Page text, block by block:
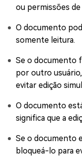
ou permissões
O documento
somente leitura.
Se o documento
por outro
evitar edição
O documento
significa que a
Se o documento
bloqueá-lo para